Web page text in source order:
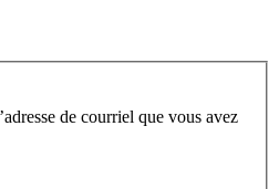
de courriel que vous avez